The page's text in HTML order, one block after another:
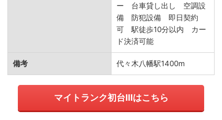
ー 台車貸し出し 空調設
備 防犯設備 即日契約
可 駅徒歩10分以内 カー
ド決済可能
備考 代々木八幡駅1400m
マイトランク初台Ⅲはこちら